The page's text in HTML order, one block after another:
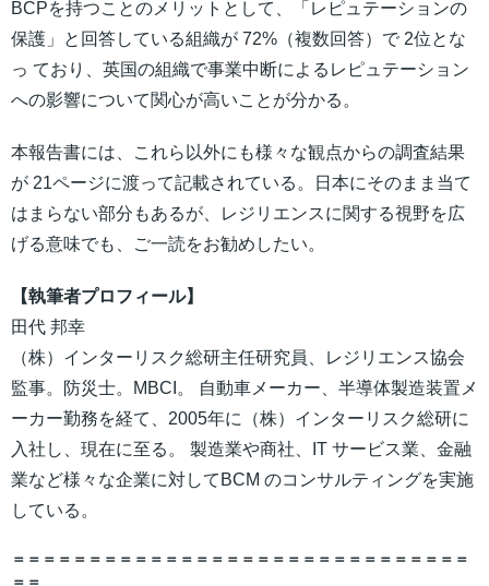
BCPを持つことのメリットとして、「レピュテーションの
保護」と回答している組織が 72%（複数回答）で 2位とな
っ ており、英国の組織で事業中断によるレピュテーション
への影響について関心が高いことが分かる。
本報告書には、これら以外にも様々な観点からの調査結果
が 21ページに渡って記載されている。日本にそのまま当て
はまらない部分もあるが、レジリエンスに関する視野を広
げる意味でも、ご一読をお勧めしたい。
【執筆者プロフィール】
田代 邦幸
（株）インターリスク総研主任研究員、レジリエンス協会
監事。防災士。MBCI。 自動車メーカー、半導体製造装置メ
ーカー勤務を経て、2005年に（株）インターリスク総研に
入社し、現在に至る。 製造業や商社、IT サービス業、金融
業など様々な企業に対してBCM のコンサルティングを実施
している。
＝＝＝＝＝＝＝＝＝＝＝＝＝＝＝＝＝＝＝＝＝＝＝＝＝＝＝＝＝＝
＝＝